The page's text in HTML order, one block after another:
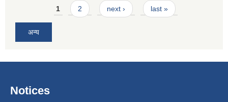
Pages1 2 next › last »
अन्य
Notices